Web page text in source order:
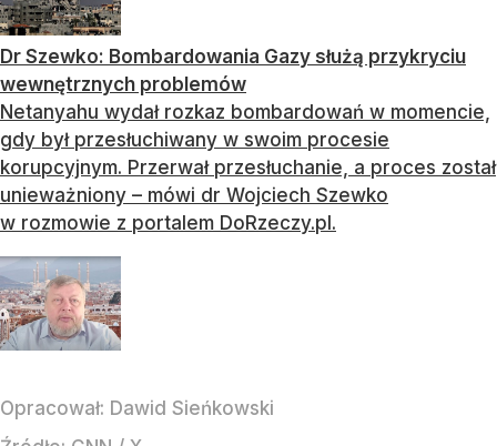
Dr Szewko: Bombardowania Gazy służą przykryciu
wewnętrznych problemów
Netanyahu wydał rozkaz bombardowań w momencie,
gdy był przesłuchiwany w swoim procesie
korupcyjnym. Przerwał przesłuchanie, a proces został
unieważniony – mówi dr Wojciech Szewko
w rozmowie z portalem DoRzeczy.pl.
Opracował: Dawid Sieńkowski